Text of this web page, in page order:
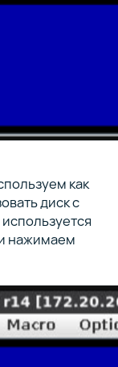
как
диск с
и нажимаем